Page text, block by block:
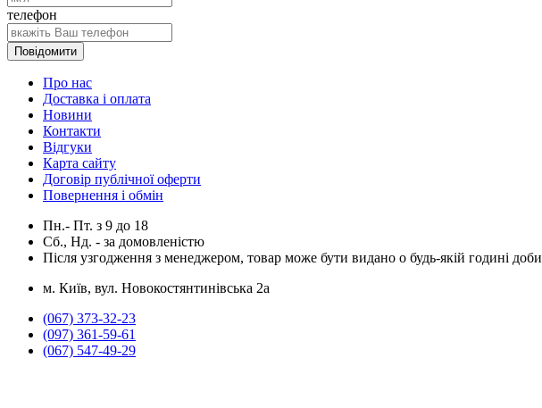
телефон
Повідомити
Про нас
Доставка і оплата
Новини
Контакти
Відгуки
Карта сайту
Договір публічної оферти
Повернення і обмін
Пн.- Пт. з 9 до 18
Сб., Нд. - за домовленістю
Після узгодження з менеджером, товар може бути видано о будь-якій годині доби
м. Київ, вул. Новокостянтинівська 2а
(067) 373-32-23
(097) 361-59-61
(067) 547-49-29